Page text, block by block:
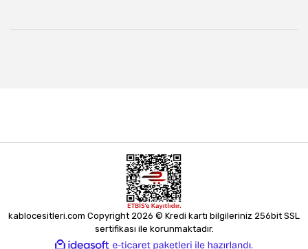
kablocesitleri.com Copyright 2026 © Kredi kartı bilgileriniz 256bit SSL
sertifikası ile korunmaktadır.
ideasoft e-